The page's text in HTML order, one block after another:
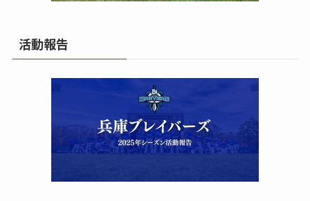
活動報告